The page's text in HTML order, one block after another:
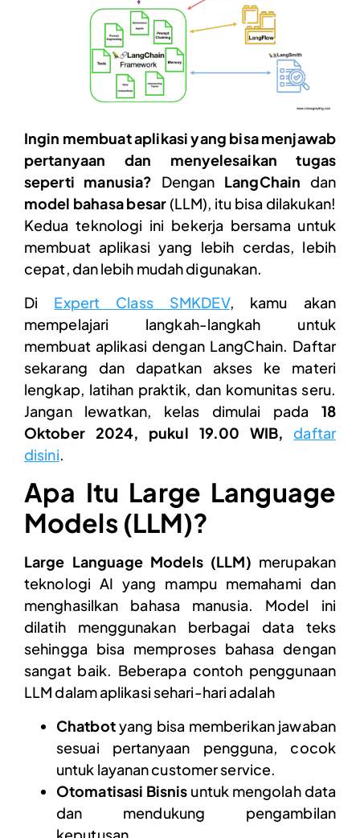
Ingin membuat aplikasi yang bisa menjawab
pertanyaan dan menyelesaikan tugas
seperti manusia? Dengan LangChain dan
model bahasa besar(LLM), itu bisa dilakukan!
Kedua teknologi ini bekerja bersama untuk
membuat aplikasi yang lebih cerdas, lebih
cepat, dan lebih mudah digunakan.
Di Expert Class SMKDEV, kamu akan
mempelajari langkah-langkah untuk
membuat aplikasi dengan LangChain. Daftar
sekarang dan dapatkan akses ke materi
lengkap, latihan praktik, dan komunitas seru.
Jangan lewatkan, kelas dimulai pada 18
Oktober 2024, pukul 19.00 WIB, daftar
disini.
Apa Itu Large Language
Models (LLM)?
Large Language Models (LLM) merupakan
teknologi AI yang mampu memahami dan
menghasilkan bahasa manusia. Model ini
dilatih menggunakan berbagai data teks
sehingga bisa memproses bahasa dengan
sangat baik. Beberapa contoh penggunaan
LLM dalam aplikasi sehari-hari adalah
Chatbotyang bisa memberikan jawaban
sesuai pertanyaan pengguna, cocok
untuk layanan customer service.
Otomatisasi Bisnis untuk mengolah data
dan mendukung pengambilan
keputusan.